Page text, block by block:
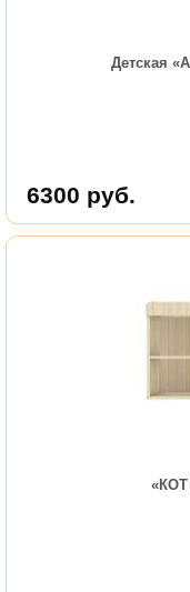
Детская
6300 руб.